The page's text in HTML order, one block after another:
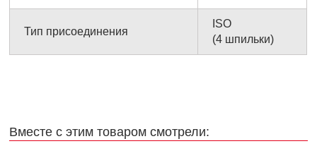
Тип присоединения
ISO
(4 шпильки)
Вместе с этим товаром смотрели: